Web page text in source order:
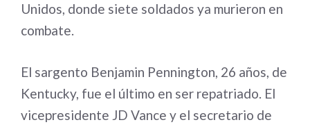
Unidos, donde siete soldados ya murieron en
combate.
El sargento Benjamin Pennington, 26 años, de
Kentucky, fue el último en ser repatriado. El
vicepresidente JD Vance y el secretario de